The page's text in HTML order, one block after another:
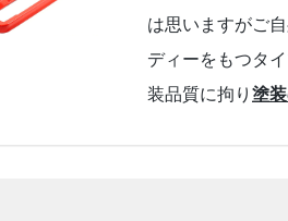
は思いますがご
ディーをもつタ
装品質に拘り 塗